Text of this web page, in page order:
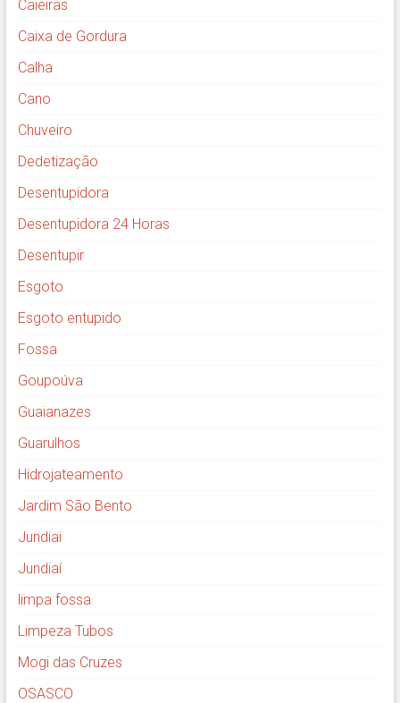
Caieiras
Caixa de Gordura
Calha
Cano
Chuveiro
Dedetização
Desentupidora
Desentupidora 24 Horas
Desentupir
Esgoto
Esgoto entupido
Fossa
Goupoúva
Guaianazes
Guarulhos
Hidrojateamento
Jardim São Bento
Jundiai
Jundiaí
limpa fossa
Limpeza Tubos
Mogi das Cruzes
OSASCO